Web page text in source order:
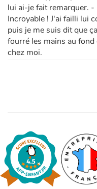
lui ai-je fait remarquer. -
Incroyable ! J'ai failli lui
puis je me suis dit que
fourré les mains au
chez moi.